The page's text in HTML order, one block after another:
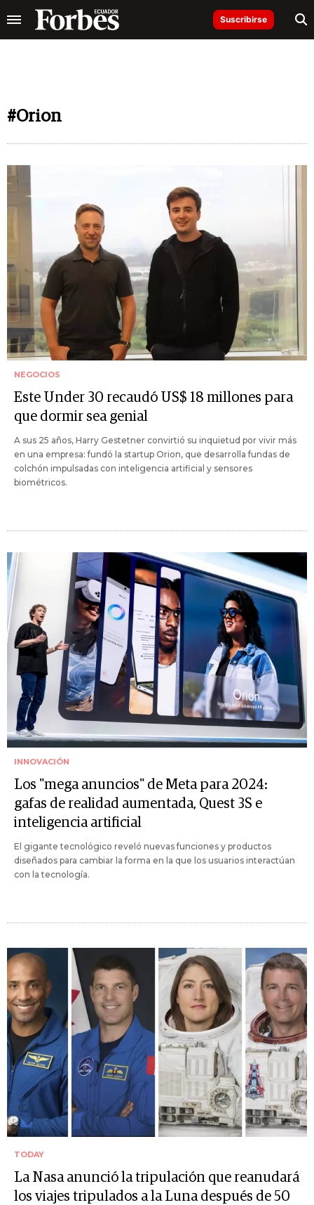
Suscribirse
#Orion
NEGOCIOS
Este Under 30 recaudó US$ 18 millones para
que dormir sea genial
A sus 25 años, Harry Gestetner convirtió su inquietud por vivir más
en una empresa: fundó la startup Orion, que desarrolla fundas de
colchón impulsadas con inteligencia artificial y sensores
biométricos.
INNOVACIÓN
Los "mega anuncios" de Meta para 2024:
gafas de realidad aumentada, Quest 3S e
inteligencia artificial
El gigante tecnológico reveló nuevas funciones y productos
diseñados para cambiar la forma en la que los usuarios interactúan
con la tecnología.
TODAY
La Nasa anunció la tripulación que reanudará
los viajes tripulados a la Luna después de 50